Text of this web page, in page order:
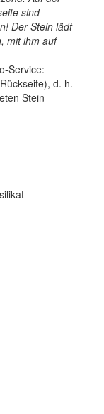
sind
Der Stein lädt
mit ihm auf
Service:
d. h.
Stein